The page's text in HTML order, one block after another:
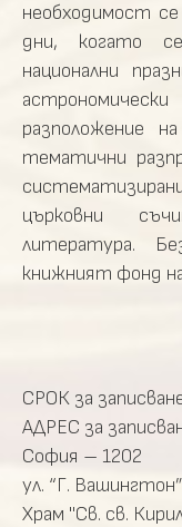
необходимост
дни, когато
национални
разположение
тематични
църковни
литература.
книжният фонд
СРОК за
АДРЕС за
София – 1202
ул. “Г.
Храм "Св. св.